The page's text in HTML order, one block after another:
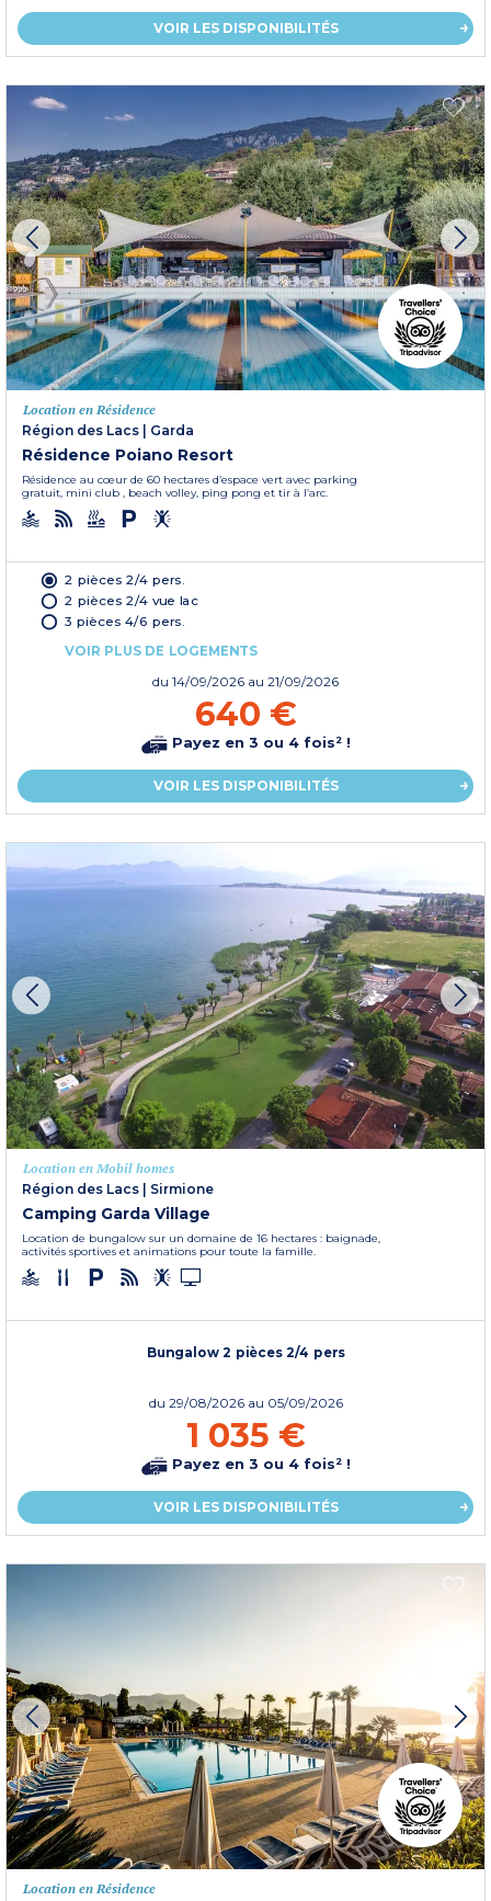
VOIR LES DISPONIBILITÉS
Location en Résidence
Région des Lacs
Garda
Résidence Poiano Resort
Résidence au cœur de 60 hectares d’espace vert avec parking
gratuit, mini club , beach volley, ping pong et tir à l’arc.
2 pièces 2/4 pers.
2 pièces 2/4 vue lac
3 pièces 4/6 pers.
VOIR PLUS DE LOGEMENTS
du 14/09/2026 au 21/09/2026
640 €
Payez en 3 ou 4 fois² !
VOIR LES DISPONIBILITÉS
Location en Mobil homes
Région des Lacs | Sirmione
Camping Garda Village
Location de bungalow sur un domaine de 16 hectares : baignade,
activités sportives et animations pour toute la famille.
Bungalow 2 pièces 2/4 pers
du 29/08/2026 au 05/09/2026
1 035 €
Payez en 3 ou 4 fois² !
VOIR LES DISPONIBILITÉS
Location en Résidence